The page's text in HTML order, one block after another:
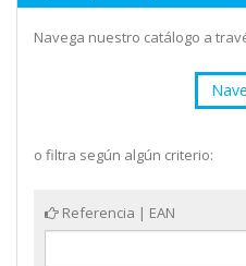
Navega nuestro catálogo a
o filtra según algún criterio:
Referencia | EAN